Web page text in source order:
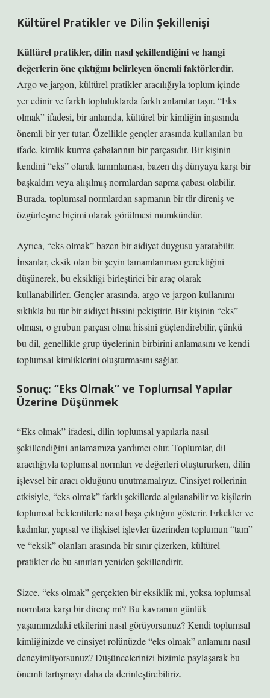
Kültürel Pratikler ve Dilin Şekillenişi
Kültürel pratikler, dilin nasıl şekillendiğini ve hangi
değerlerin öne çıktığını belirleyen önemli faktörlerdir.
Argo ve jargon, kültürel pratikler aracılığıyla toplum içinde
yer edinir ve farklı topluluklarda farklı anlamlar taşır. “Eks
olmak” ifadesi, bir anlamda, kültürel bir kimliğin inşasında
önemli bir yer tutar. Özellikle gençler arasında kullanılan bu
ifade, kimlik kurma çabalarının bir parçasıdır. Bir kişinin
kendini “eks” olarak tanımlaması, bazen dış dünyaya karşı bir
başkaldırı veya alışılmış normlardan sapma çabası olabilir.
Burada, toplumsal normlardan sapmanın bir tür direniş ve
özgürleşme biçimi olarak görülmesi mümkündür.
Ayrıca, “eks olmak” bazen bir aidiyet duygusu yaratabilir.
İnsanlar, eksik olan bir şeyin tamamlanması gerektiğini
düşünerek, bu eksikliği birleştirici bir araç olarak
kullanabilirler. Gençler arasında, argo ve jargon kullanımı
sıklıkla bu tür bir aidiyet hissini pekiştirir. Bir kişinin “eks”
olması, o grubun parçası olma hissini güçlendirebilir, çünkü
bu dil, genellikle grup üyelerinin birbirini anlamasını ve kendi
toplumsal kimliklerini oluşturmasını sağlar.
Sonuç: “Eks Olmak” ve Toplumsal Yapılar
Üzerine Düşünmek
“Eks olmak” ifadesi, dilin toplumsal yapılarla nasıl
şekillendiğini anlamamıza yardımcı olur. Toplumlar, dil
aracılığıyla toplumsal normları ve değerleri oluştururken, dilin
işlevsel bir aracı olduğunu unutmamalıyız. Cinsiyet rollerinin
etkisiyle, “eks olmak” farklı şekillerde algılanabilir ve kişilerin
toplumsal beklentilerle nasıl başa çıktığını gösterir. Erkekler ve
kadınlar, yapısal ve ilişkisel işlevler üzerinden toplumun “tam”
ve “eksik” olanları arasında bir sınır çizerken, kültürel
pratikler de bu sınırları yeniden şekillendirir.
Sizce, “eks olmak” gerçekten bir eksiklik mi, yoksa toplumsal
normlara karşı bir direnç mi? Bu kavramın günlük
yaşamınızdaki etkilerini nasıl görüyorsunuz? Kendi toplumsal
kimliğinizde ve cinsiyet rolünüzde “eks olmak” anlamını nasıl
deneyimliyorsunuz? Düşüncelerinizi bizimle paylaşarak bu
önemli tartışmayı daha da derinleştirebiliriz.